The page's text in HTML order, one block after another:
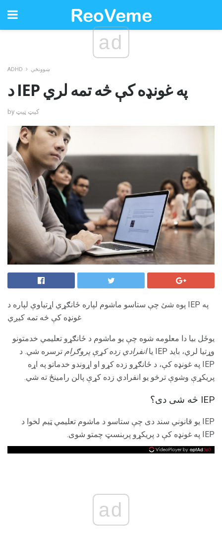
ad
ADHD ښوونځي
د IEP په غونډه کې څه تمه لري
by کیټ ټیټ
پوه شئ چې ستاسو ماشوم لپاره ځانګړي اړتیاوې لپاره د IEP په
غونډه کې څه تمه کیږي
یوځل بیا دا معلومه شوه چې یو ماشوم د ځانګړو تعلیمي خدمتونو
وړتیا لري، باید IEP یا
انفرادي زده کړې پروګرام ترسره شي. د
IEP په غونډه کې، د ځانګړو زده کړو او اړوندو خدماتو په اړه
پریکړې وشوې ترڅو یو انفرادي زده کړې پالن رامینځ ته شي.
IEP څه شی دی؟
IEP یو قانوني سند دی چې ستاسو د ماشوم تعلیمي ټیم لخوا د
IEP په غونډه کې د پریکړو پربنسټ چمتو شوی.
ad